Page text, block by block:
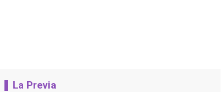
La Previa